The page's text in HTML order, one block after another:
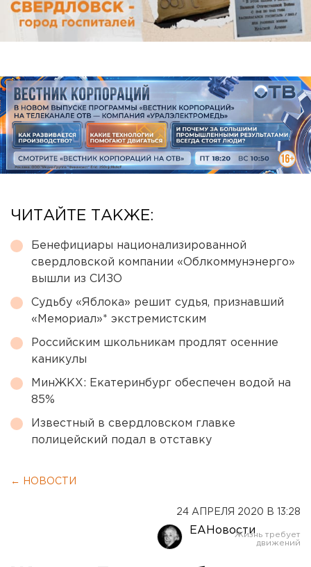
ЧИТАЙТЕ ТАКЖЕ:
Бенефициары национализированной
свердловской компании «Облкоммунэнерго»
вышли из СИЗО
Судьбу «Яблока» решит судья, признавший
«Мемориал»* экстремистским
Российским школьникам продлят осенние
каникулы
МинЖКХ: Екатеринбург обеспечен водой на
85%
Известный в свердловском главке
полицейский подал в отставку
← НОВОСТИ
24 АПРЕЛЯ 2020 В 13:28
ЕАНовости